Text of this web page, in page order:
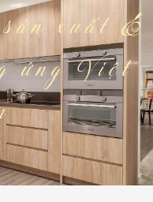
xuất &
ứng Việt